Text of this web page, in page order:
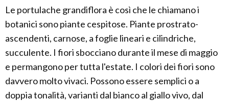
Le portulache grandiflora è così che le chiamano i
botanici sono piante cespitose. Piante prostrato-
ascendenti, carnose, a foglie lineari e cilindriche,
succulente. I fiori sbocciano durante il mese di maggio
e permangono per tutta l'estate. I colori dei fiori sono
davvero molto vivaci. Possono essere semplici o a
doppia tonalità, varianti dal bianco al giallo vivo, dal